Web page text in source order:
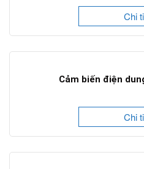
Chi
Cảm biến điện
Chi